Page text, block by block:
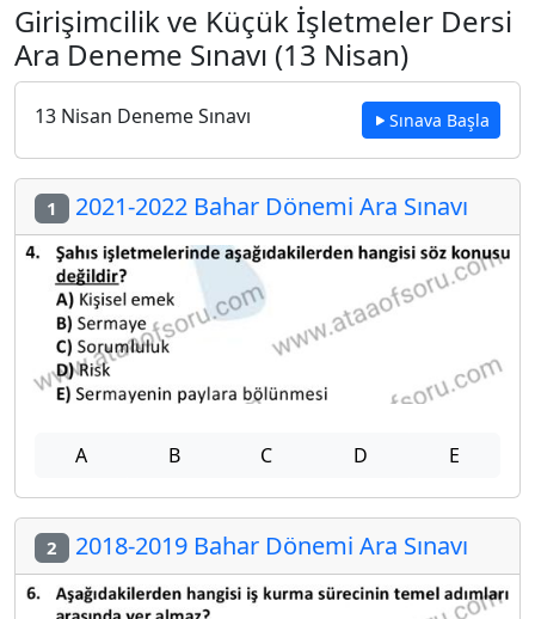
Girişimcilik ve Küçük İşletmeler Dersi
Ara Deneme Sınavı (13 Nisan)
13 Nisan Deneme Sınavı Sınava Başla
1 2021-2022 Bahar Dönemi Ara Sınavı
A B C D E
2 2018-2019 Bahar Dönemi Ara Sınavı